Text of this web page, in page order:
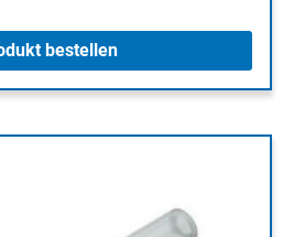
bestellen